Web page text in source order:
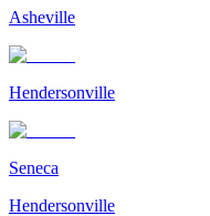
Asheville
Hendersonville
Seneca
Hendersonville